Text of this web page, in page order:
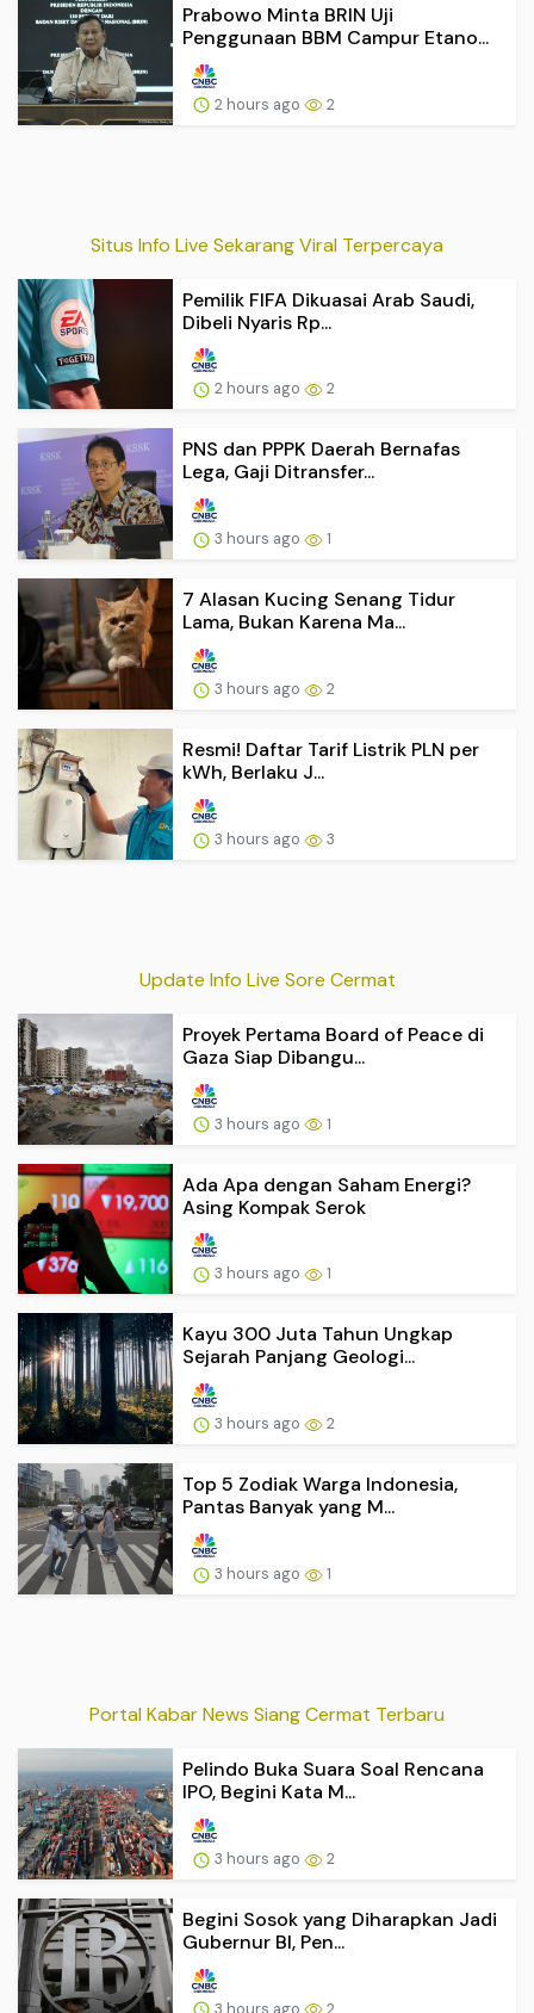
Prabowo Minta BRIN Uji
Penggunaan BBM Campur Etano...
2 hours ago 2
Situs Info Live Sekarang Viral Terpercaya
Pemilik FIFA Dikuasai Arab Saudi,
Dibeli Nyaris Rp...
2 hours ago 2
PNS dan PPPK Daerah Bernafas
Lega, Gaji Ditransfer...
3 hours ago 1
7 Alasan Kucing Senang Tidur
Lama, Bukan Karena Ma...
3 hours ago 2
Resmi! Daftar Tarif Listrik PLN per
kWh, Berlaku J...
3 hours ago 3
Update Info Live Sore Cermat
Proyek Pertama Board of Peace di
Gaza Siap Dibangu...
3 hours ago 1
Ada Apa dengan Saham Energi?
Asing Kompak Serok
3 hours ago 1
Kayu 300 Juta Tahun Ungkap
Sejarah Panjang Geologi...
3 hours ago 2
Top 5 Zodiak Warga Indonesia,
Pantas Banyak yang M...
3 hours ago 1
Portal Kabar News Siang Cermat Terbaru
Pelindo Buka Suara Soal Rencana
IPO, Begini Kata M...
3 hours ago 2
Begini Sosok yang Diharapkan Jadi
Gubernur BI, Pen...
3 hours ago 2